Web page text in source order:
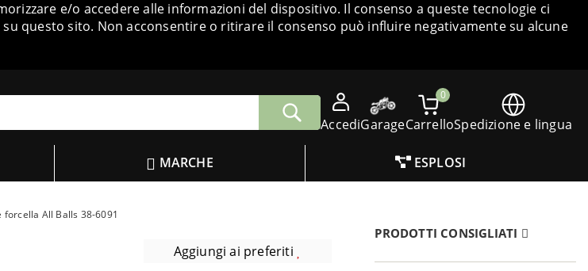
e/o accedere alle informazioni del dispositivo. Il consenso a queste tecnologie ci
questo sito. Non acconsentire o ritirare il consenso può influire negativamente su alcune
AccediGarage
0
CarrelloSpedizione e lingua
MARCHE ESPLOSI
forcella All Balls 38-6091
Aggiungi ai preferiti
PRODOTTI CONSIGLIATI